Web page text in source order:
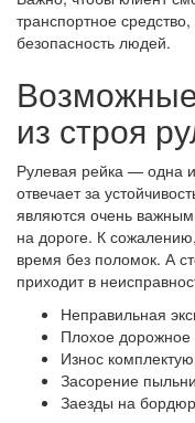
транспортное
безопасность людей.
из строя
Рулевая рейка — одна
отвечает за
являются очень
на дороге. К
время без поломок. А
приходит в
Неправильная
Плохое дорожное
Износ
Засорение
Заезды на